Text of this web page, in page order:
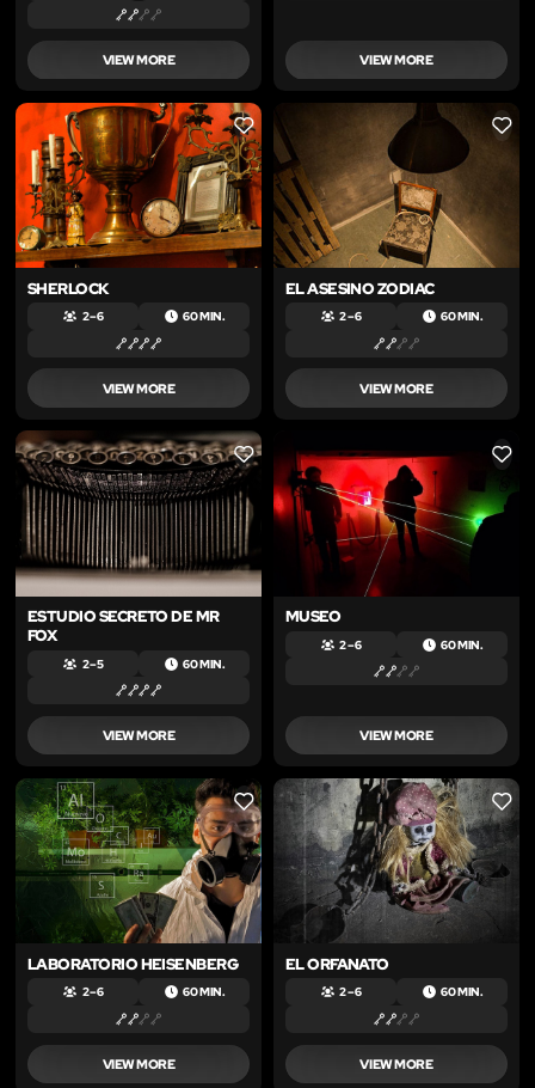
VIEW MORE VIEW MORE
LIKE
SHERLOCK
2 – 6 60 MIN.
VIEW MORE
LIKE
EL ASESINO ZODIAC
2 – 6 60 MIN.
VIEW MORE
LIKE
ESTUDIO SECRETO DE MR
FOX
2 – 5 60 MIN.
VIEW MORE
LIKE
MUSEO
2 – 6 60 MIN.
VIEW MORE
LIKE
LABORATORIO HEISENBERG
2 – 6 60 MIN.
VIEW MORE
LIKE
EL ORFANATO
2 – 6 60 MIN.
VIEW MORE